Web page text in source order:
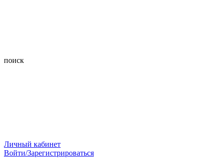
поиск
Личный кабинет
Войти/Зарегистрироваться